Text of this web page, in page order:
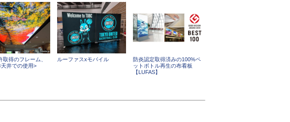
取得のフレーム、
天井での使用>
ルーファスxモバイル
防炎認定取得済みの100%ペ
ットボトル再生の布看板
【LUFAS】